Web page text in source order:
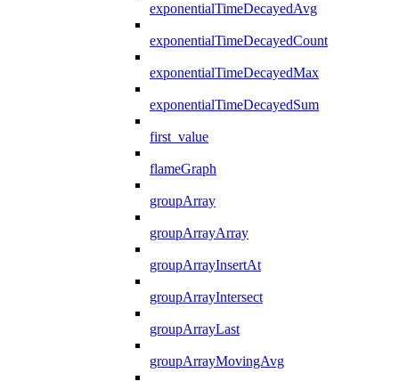
exponentialTimeDecayedAvg
exponentialTimeDecayedCount
exponentialTimeDecayedMax
exponentialTimeDecayedSum
first_value
flameGraph
groupArray
groupArrayArray
groupArrayInsertAt
groupArrayIntersect
groupArrayLast
groupArrayMovingAvg